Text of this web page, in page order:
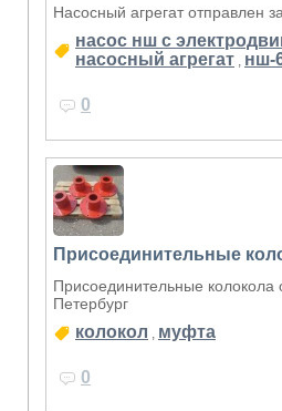
Насосный агрегат отправлен
насос нш с
насосный агрегат , нш-
0
Присоединительные
Присоединительные колокола
Петербург
колокол , муфта
0